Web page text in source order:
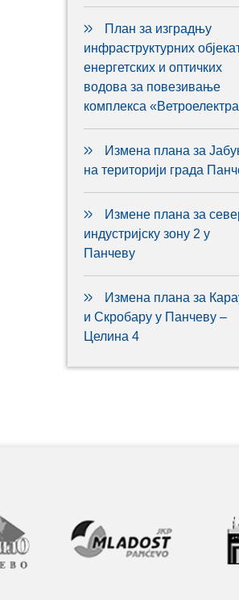
План за изградњу
инфраструктурних
енергетских и оптичких
водова за повезивање
комплекса
Измена плана за
на територији града
Измене плана за
индустријску зону 2 у
Панчеву
Измена плана за
и Скробару у Панчеву –
Целина 4